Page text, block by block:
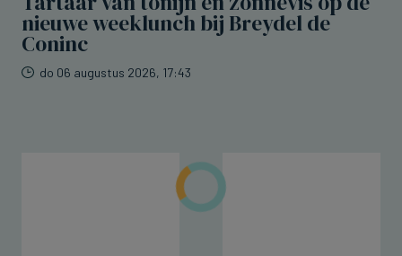
nieuwe weeklunch bij Breydel de
Coninc
do 06 augustus 2026, 17:43